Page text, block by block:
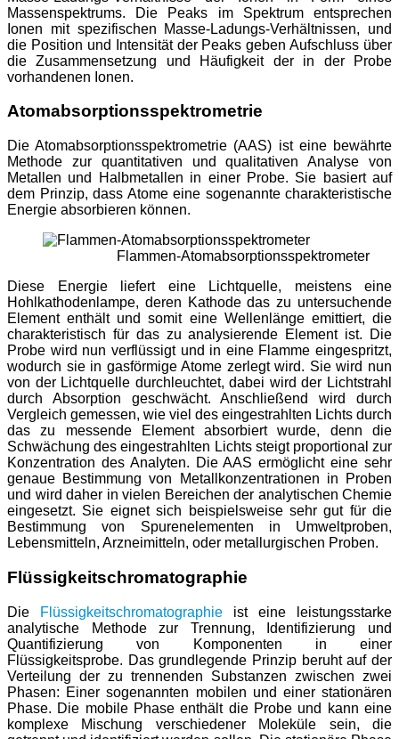
Massenspektrums. Die Peaks im Spektrum entsprechen
Ionen mit spezifischen Masse-Ladungs-Verhältnissen, und
die Position und Intensität der Peaks geben Aufschluss über
die Zusammensetzung und Häufigkeit der in der Probe
vorhandenen Ionen.
Atomabsorptionsspektrometrie
Die Atomabsorptionsspektrometrie (AAS) ist eine bewährte
Methode zur quantitativen und qualitativen Analyse von
Metallen und Halbmetallen in einer Probe. Sie basiert auf
dem Prinzip, dass Atome eine sogenannte charakteristische
Energie absorbieren können.
Flammen-Atomabsorptionsspektrometer
Diese Energie liefert eine Lichtquelle, meistens eine
Hohlkathodenlampe, deren Kathode das zu untersuchende
Element enthält und somit eine Wellenlänge emittiert, die
charakteristisch für das zu analysierende Element ist. Die
Probe wird nun verflüssigt und in eine Flamme eingespritzt,
wodurch sie in gasförmige Atome zerlegt wird. Sie wird nun
von der Lichtquelle durchleuchtet, dabei wird der Lichtstrahl
durch Absorption geschwächt. Anschließend wird durch
Vergleich gemessen, wie viel des eingestrahlten Lichts durch
das zu messende Element absorbiert wurde, denn die
Schwächung des eingestrahlten Lichts steigt proportional zur
Konzentration des Analyten. Die AAS ermöglicht eine sehr
genaue Bestimmung von Metallkonzentrationen in Proben
und wird daher in vielen Bereichen der analytischen Chemie
eingesetzt. Sie eignet sich beispielsweise sehr gut für die
Bestimmung von Spurenelementen in Umweltproben,
Lebensmitteln, Arzneimitteln, oder metallurgischen Proben.
Flüssigkeitschromatographie
Die Flüssigkeitschromatographie ist eine leistungsstarke
analytische Methode zur Trennung, Identifizierung und
Quantifizierung von Komponenten in einer
Flüssigkeitsprobe. Das grundlegende Prinzip beruht auf der
Verteilung der zu trennenden Substanzen zwischen zwei
Phasen: Einer sogenannten mobilen und einer stationären
Phase. Die mobile Phase enthält die Probe und kann eine
komplexe Mischung verschiedener Moleküle sein, die